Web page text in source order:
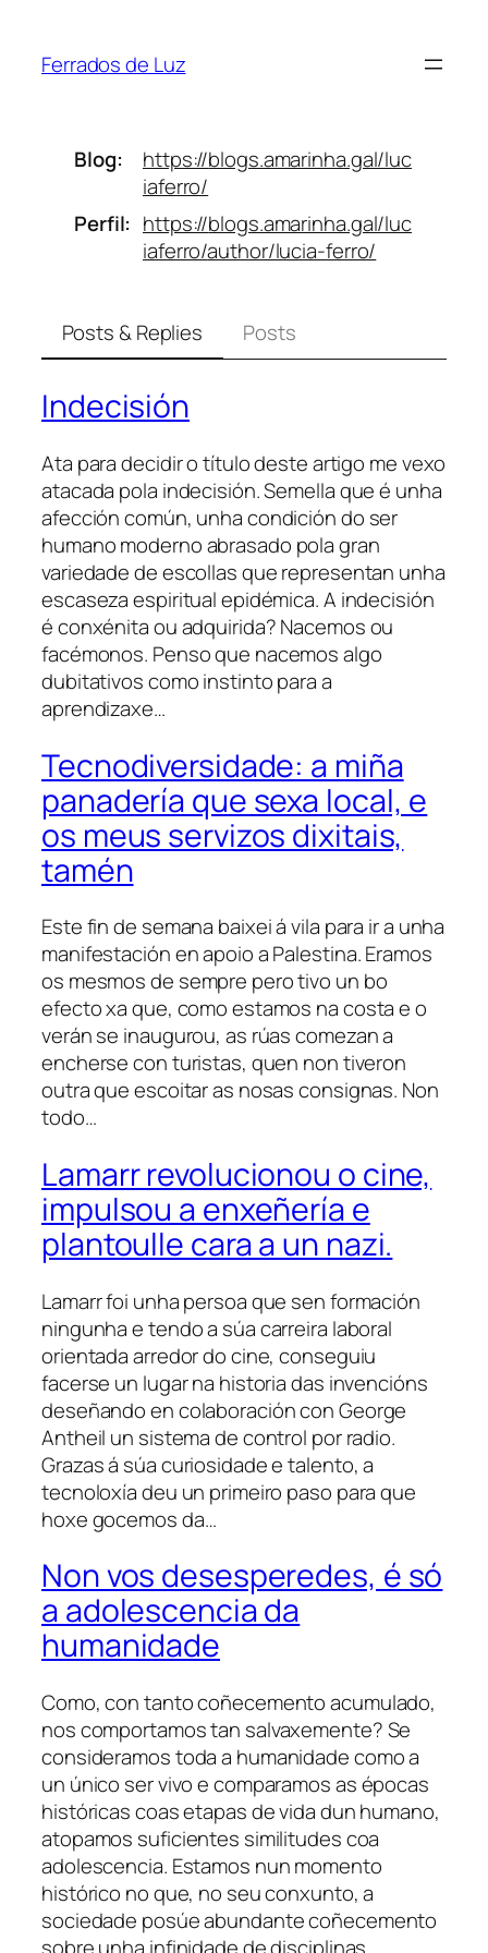
contido
Ferrados de Luz
Blog https://blogs.amarinha.gal/luc
iaferro/
Perfil
https://blogs.amarinha.gal/luc
iaferro/author/lucia-ferro/
Posts & Replies Posts
Indecisión
Ata para decidir o título deste artigo me vexo
atacada pola indecisión. Semella que é unha
afección común, unha condición do ser
humano moderno abrasado pola gran
variedade de escollas que representan unha
escaseza espiritual epidémica. A indecisión
é conxénita ou adquirida? Nacemos ou
facémonos. Penso que nacemos algo
dubitativos como instinto para a
aprendizaxe…
Tecnodiversidade: a miña
panadería que sexa local, e
os meus servizos dixitais,
tamén
Este fin de semana baixei á vila para ir a unha
manifestación en apoio a Palestina. Eramos
os mesmos de sempre pero tivo un bo
efecto xa que, como estamos na costa e o
verán se inaugurou, as rúas comezan a
encherse con turistas, quen non tiveron
outra que escoitar as nosas consignas. Non
todo…
Lamarr revolucionou o cine,
impulsou a enxeñería e
plantoulle cara a un nazi.
Lamarr foi unha persoa que sen formación
ningunha e tendo a súa carreira laboral
orientada arredor do cine, conseguiu
facerse un lugar na historia das invencións
deseñando en colaboración con George
Antheil un sistema de control por radio.
Grazas á súa curiosidade e talento, a
tecnoloxía deu un primeiro paso para que
hoxe gocemos da…
Non vos desesperedes, é só
a adolescencia da
humanidade
Como, con tanto coñecemento acumulado,
nos comportamos tan salvaxemente? Se
consideramos toda a humanidade como a
un único ser vivo e comparamos as épocas
históricas coas etapas de vida dun humano,
atopamos suficientes similitudes coa
adolescencia. Estamos nun momento
histórico no que, no seu conxunto, a
sociedade posúe abundante coñecemento